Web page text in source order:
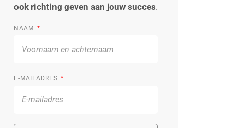
ook richting geven aan jouw succes.
NAAM
E-MAILADRES